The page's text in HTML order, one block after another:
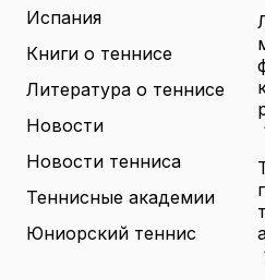
Испания
Книги о теннисе
Литература о теннисе
Новости
Новости тенниса
Теннисные академии
Юниорский теннис